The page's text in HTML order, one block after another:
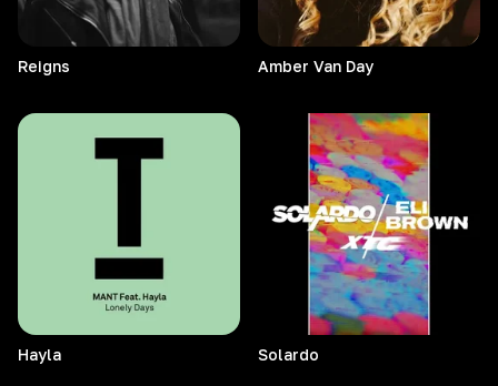
Reigns Amber Van Day
Hayla Solardo